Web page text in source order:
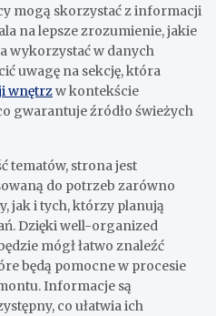
mogą skorzystać z informacji
na lepsze zrozumienie, jakie
wykorzystać w danych
uwagę na sekcję, która
wnętrzw kontekście
gwarantuje źródło świeżych
tematów, strona jest
do potrzeb zarówno
jak i tych, którzy planują
Dzięki well-organized
mógł łatwo znaleźć
będą pomocne w procesie
Informacje są
co ułatwia ich